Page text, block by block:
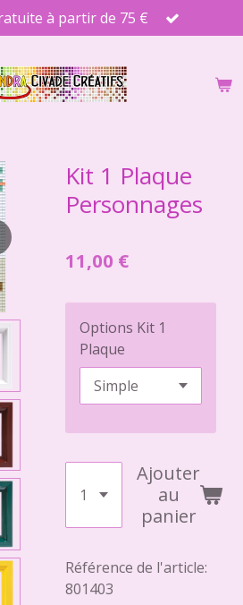
à partir de 75 €
Kit 1 Plaque
Personnages
11,00 €
Options Kit 1
Plaque
Ajouter
au
panier
Référence de l'article:
801403